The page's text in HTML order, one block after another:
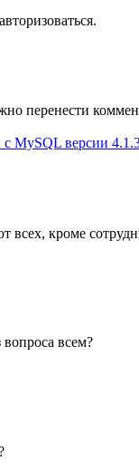
авторизоваться.
перенести
с MySQL версии
всех, кроме
всем?